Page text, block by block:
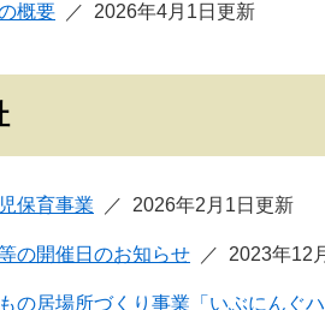
概要 2026年4月1日更新
保育事業 2026年2月1日更新
の開催日のお知らせ 2023年12
の居場所づくり事業「いぶにんぐハ